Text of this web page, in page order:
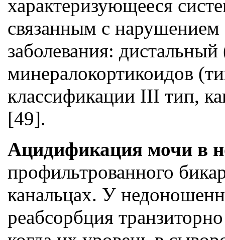
характеризующееся
связанным с
заболевания:
минералокортикоидов
классификации III тип,
[49].
Ацидификация мочи в
профильтрованного
канальцах. У
реабсорбция